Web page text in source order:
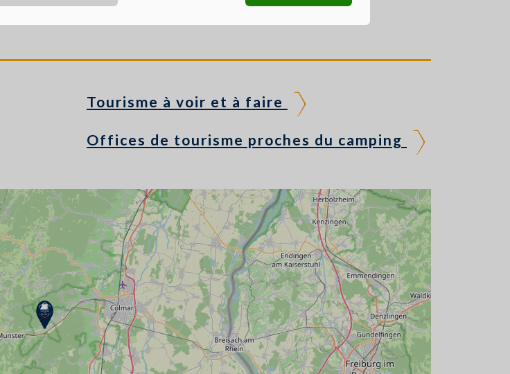
Tourisme à voir et à faire
Offices de tourisme proches du camping